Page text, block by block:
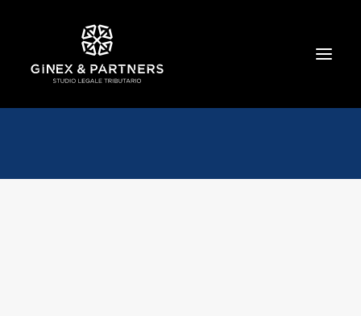
CHI SIAMO